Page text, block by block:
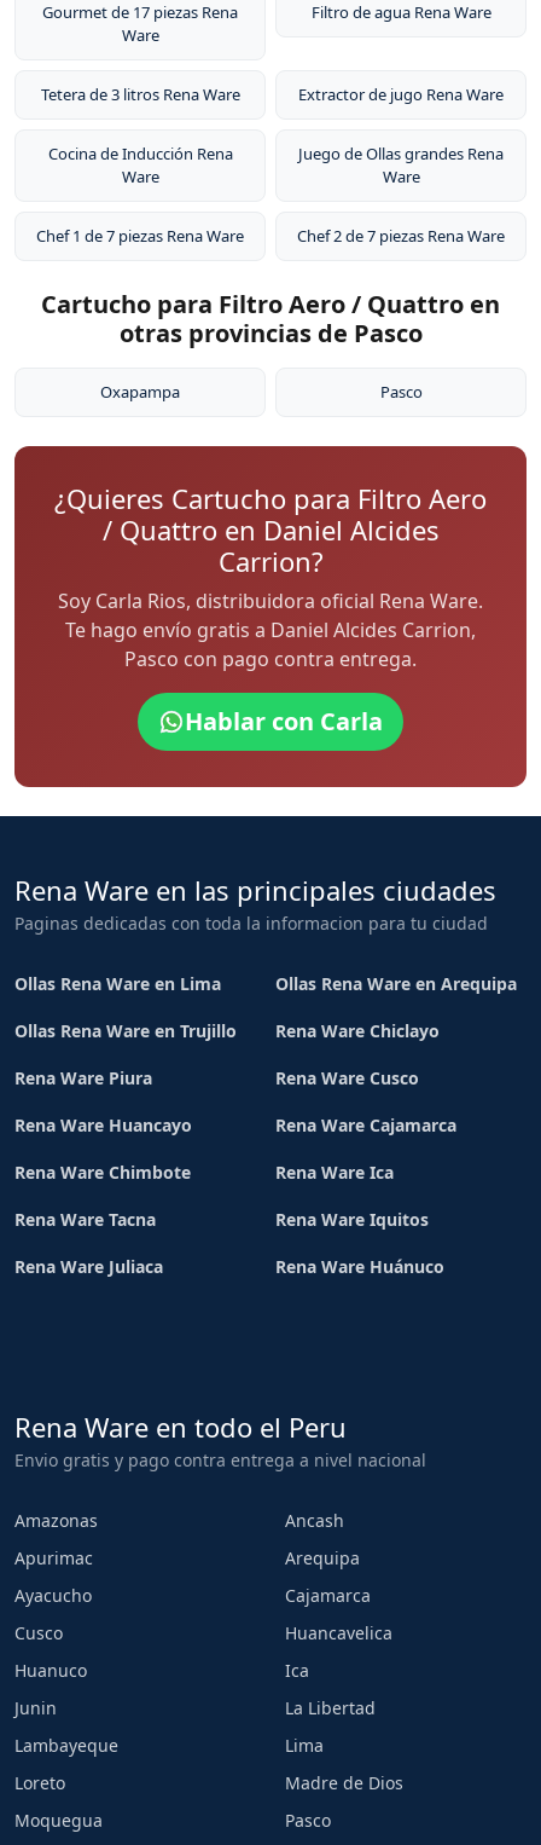
zona. El sistema de filtración no requiere electricidad ni
instalación de plomería, y los cartuchos de repuesto
Gourmet de 17 piezas Rena
Ware
Filtro de agua Rena Ware
Tetera de 3 litros Rena Ware Extractor de jugo Rena Ware
Cocina de Inducción Rena
Ware
Juego de Ollas grandes Rena
Ware
Chef 1 de 7 piezas Rena Ware Chef 2 de 7 piezas Rena Ware
Cartucho para Filtro Aero / Quattro en
otras provincias de Pasco
Oxapampa Pasco
¿Quieres Cartucho para Filtro Aero
/ Quattro en Daniel Alcides
Carrion?
Soy Carla Rios, distribuidora oficial Rena Ware.
Te hago envío gratis a Daniel Alcides Carrion,
Pasco con pago contra entrega.
Hablar con Carla
Rena Ware en las principales ciudades
Paginas dedicadas con toda la informacion para tu ciudad
Ollas Rena Ware en Lima Ollas Rena Ware en Arequipa
Ollas Rena Ware en Trujillo Rena Ware Chiclayo
Rena Ware Piura Rena Ware Cusco
Rena Ware Huancayo Rena Ware Cajamarca
Rena Ware Chimbote Rena Ware Ica
Rena Ware Tacna Rena Ware Iquitos
Rena Ware Juliaca Rena Ware Huánuco
Rena Ware en todo el Peru
Envio gratis y pago contra entrega a nivel nacional
Amazonas
Ancash
Apurimac
Arequipa
Ayacucho
Cajamarca
Cusco
Huancavelica
Huanuco
Ica
Junin
La Libertad
Lambayeque
Lima
Loreto
Madre de Dios
Moquegua
Pasco